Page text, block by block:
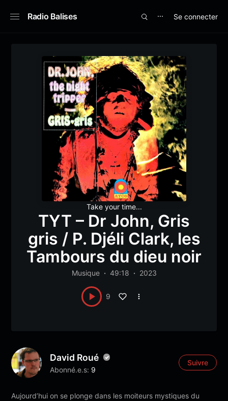
Radio Balises ⋯ Se connecter
Take your time...
TYT – Dr John, Gris
gris / P. Djéli Clark, les
Tambours du dieu noir
Musique 49:18 2023
9
David Roué
Abonné.e.s: 9
Suivre
Aujourd’hui on se plonge dans les moiteurs mystiques du